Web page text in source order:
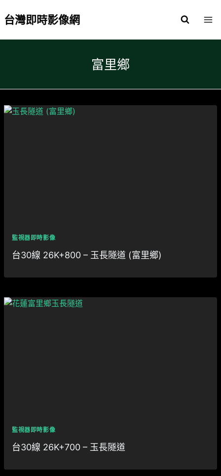
to台灣即時影像網
富里鄉
監視器即時影像
台30線 26K+800 – 玉長隧道 (富里鄉)
監視器即時影像
台30線 26K+700 – 玉長隧道